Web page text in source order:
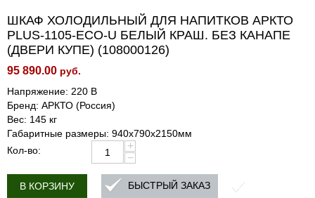
ШКАФ ХОЛОДИЛЬНЫЙ ДЛЯ НАПИТКОВ АРКТО
PLUS-1105-ECO-U БЕЛЫЙ КРАШ. БЕЗ КАНАПЕ
(ДВЕРИ КУПЕ) (108000126)
95 890.00 руб.
Напряжение: 220 В
Бренд: АРКТО (Россия)
Вес: 145 кг
Габаритные размеры: 940х790х2150мм
Кол-во:
+
−
В КОРЗИНУ БЫСТРЫЙ ЗАКАЗ